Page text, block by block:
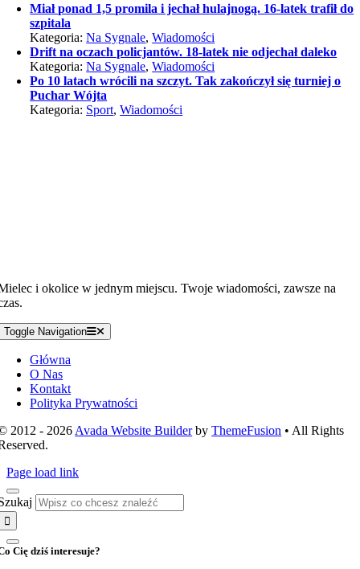
Miał ponad 1,5 promila i jechał hulajnogą. 16-latek trafił do
szpitala
Kategoria:Na Sygnale,Wiadomości
Drift na oczach policjantów. 18-latek nie odjechał daleko
Kategoria:Na Sygnale,Wiadomości
Po 10 latach wrócili na szczyt. Tak zakończył się turniej o
Puchar Wójta
Kategoria: Sport,Wiadomości
i okolice w jednym miejscu. Twoje wiadomości, zawsze na
Toggle Navigation
Główna
O Nas
Kontakt
Polityka Prywatności
2012 - 2026 Avada Website BuilderbyThemeFusion • All Rights
Page load link
Cię dziś interesuje?